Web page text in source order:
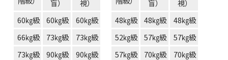
盲）
視）
60㎏級
60㎏級
60㎏級
66㎏級
73㎏級
73㎏級
73㎏級
90㎏級 90㎏級
盲）
視）
48㎏級
48㎏級
48㎏級
52㎏級
57㎏級
57㎏級
57㎏級
70㎏級 70㎏級